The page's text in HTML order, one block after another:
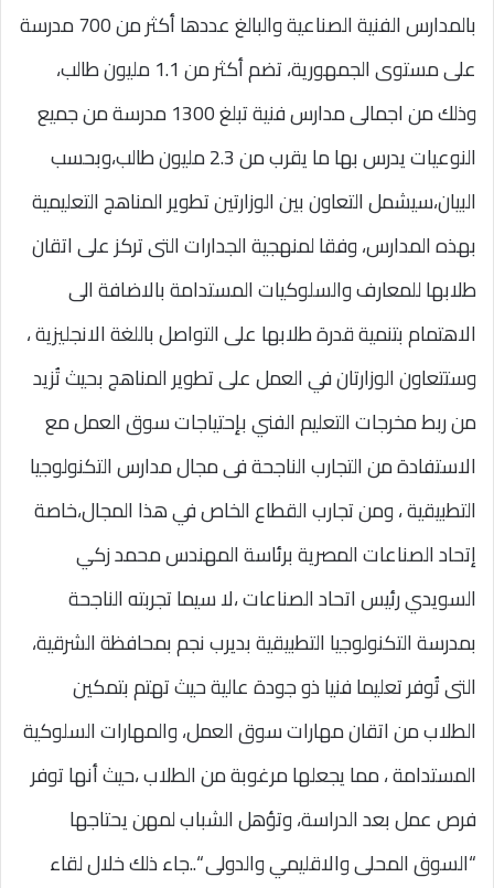
بالمدارس الفنية الصناعية والبالغ عددها أكثر من 700 مدرسة
على مستوى الجمهورية، تضم أكثر من 1.1 مليون طالب،
وذلك من اجمالى مدارس فنية تبلغ 1300 مدرسة من جميع
النوعيات يدرس بها ما يقرب من 2.3 مليون طالب،وبحسب
البيان،سيشمل التعاون بين الوزارتين تطوير المناهج التعليمية
بهذه المدارس، وفقا لمنهجية الجدارات التى تركز على اتقان
طلابها للمعارف والسلوكيات المستدامة بالاضافة الى
الاهتمام بتنمية قدرة طلابها على التواصل باللغة الانجليزية ،
وستتعاون الوزارتان في العمل على تطوير المناهج بحيث تُزيد
من ربط مخرجات التعليم الفني بإحتياجات سوق العمل مع
الاستفادة من التجارب الناجحة فى مجال مدارس التكنولوجيا
التطبيقية ، ومن تجارب القطاع الخاص في هذا المجال،خاصة
إتحاد الصناعات المصرية برئاسة المهندس محمد زكي
السويدي رئيس اتحاد الصناعات ،لا سيما تجربته الناجحة
بمدرسة التكنولوجيا التطبيقية بديرب نجم بمحافظة الشرقية،
التى تُوفر تعليما فنيا ذو جودة عالية حيث تهتم بتمكين
الطلاب من اتقان مهارات سوق العمل، والمهارات السلوكية
المستدامة ، مما يجعلها مرغوبة من الطلاب ،حيث أنها توفر
فرص عمل بعد الدراسة، وتؤهل الشباب لمهن يحتاجها
“السوق المحلى والاقليمي والدولى “..جاء ذلك خلال لقاء